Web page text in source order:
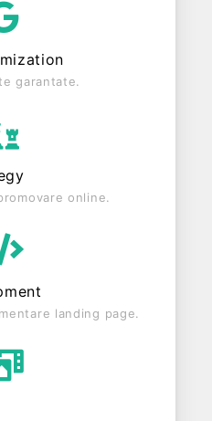
status: RADIATA.
de TVA.
garantate.
online.
landing page.